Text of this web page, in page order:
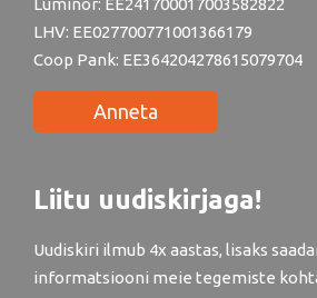
Luminor: EE241700017003582822
LHV: EE027700771001366179
Coop Pank: EE364204278615079704
Anneta
Liitu uudiskirjaga!
Uudiskiri ilmub 4x aastas, lisaks
informatsiooni meie tegemiste